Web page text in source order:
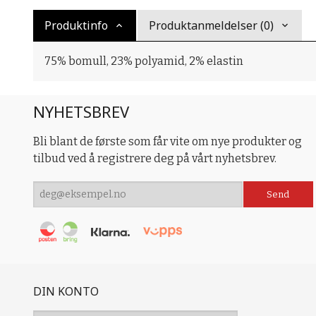
Produktinfo Produktanmeldelser (0)
75% bomull, 23% polyamid, 2% elastin
NYHETSBREV
Bli blant de første som får vite om nye produkter og
tilbud ved å registrere deg på vårt nyhetsbrev.
DIN KONTO